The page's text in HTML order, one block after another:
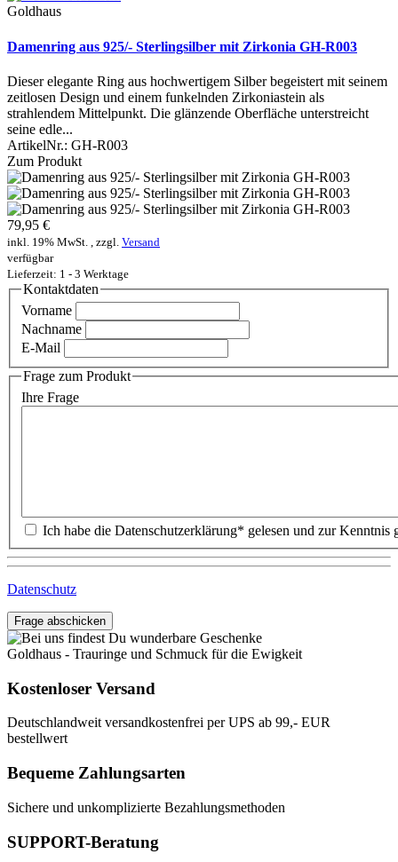
Goldhaus
Damenring aus 925/- Sterlingsilber mit Zirkonia GH-R003
Dieser elegante Ring aus hochwertigem Silber begeistert mit seinem
zeitlosen Design und einem funkelnden Zirkoniastein als
strahlendem Mittelpunkt. Die glänzende Oberfläche unterstreicht
seine edle...
ArtikelNr.: GH-R003
Zum Produkt
79,95 €
inkl. 19% MwSt. , zzgl. Versand
verfügbar
Lieferzeit: 1 - 3 Werktage
Kontaktdaten
Vorname
Nachname
E-Mail
Frage zum Produkt
Ihre Frage
Datenschutz
Frage abschicken
Goldhaus - Trauringe und Schmuck für die Ewigkeit
Kostenloser Versand
Deutschlandweit versandkostenfrei per UPS ab 99,- EUR
bestellwert
Bequeme Zahlungsarten
Sichere und unkomplizierte Bezahlungsmethoden
SUPPORT-Beratung